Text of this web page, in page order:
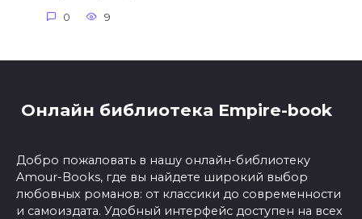
0 9
Онлайн библиотека Empire-book
Добро пожаловать в нашу онлайн-библиотеку
Amour-Books, где вы найдете широкий выбор
любовных романов: от классики до современности
и самоиздата. Удобный интерфейс доступен на всех